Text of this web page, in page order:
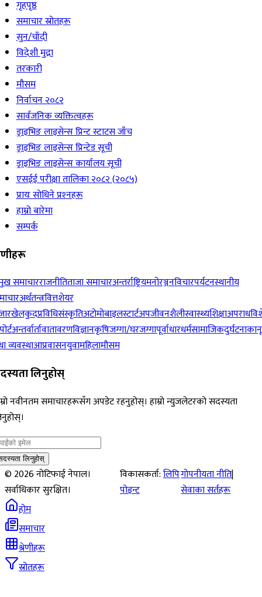
गृहपृष्ठ
समाचार स्रोतहरू
सुन/चाँदी
विदेशी मुद्रा
तरकारी
मौसम
निर्वाचन २०८२
सार्वजनिक व्यक्तित्वहरू
ड्राइभिङ लाइसेन्स प्रिन्ट स्टाटस जाँच
ड्राइभिङ लाइसेन्स प्रिन्टेड सूची
ड्राइभिङ लाइसेन्स कार्यालय सूची
एसईई परीक्षा तालिका २०८२ (२०८५)
प्रायः सोधिने प्रश्‍नहरू
हाम्रो बारेमा
सम्पर्क
समाचारराजनीतिताजा समाचारअन्तर्राष्ट्रियमनोरञ्जनविचारपर्यटनस्थानीय
अर्थतन्त्रवित्तशेयर
खेलकुदप्रविधिसंस्कृतिअटोमोबाइलस्टार्टअपजीवनशैलीस्वास्थ्यशिक्षाअपराध
अन्तर्वार्तावातावरणविज्ञानकृषिजग्गा/घरजग्गापूर्वाधारधर्मसामाजिकदुर्घटना
व्यवस्थाआप्रवासनयुवामहिलामौसम
लिनुहोस्
नवीनतम समाचारहरूसँग अपडेट रहनुहोस्। हाम्रो न्युजलेटरको सदस्यता
लिनुहोस्
©2026नोटिफाई नेपाल।
सर्वाधिकार सुरक्षित।
विकासकर्ता:लिपि
पोइन्ट
गोपनीयता नीति|
सेवाका सर्तहरू
होम
समाचार
श्रेणीहरू
स्रोतहरू